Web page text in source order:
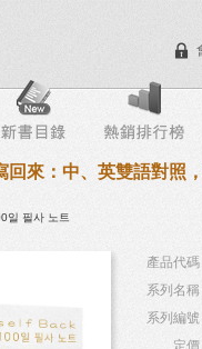
會員服務
回來：中、英雙語對照
일 필사 노트
產品代碼
系列名稱
系列編號
定價